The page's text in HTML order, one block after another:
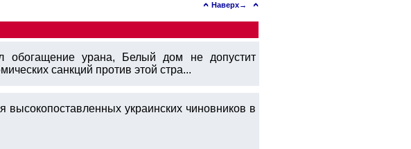
Наверх→
урана, Белый дом не допустит
санкций против этой стра...
высокопоставленных украинских чиновников в